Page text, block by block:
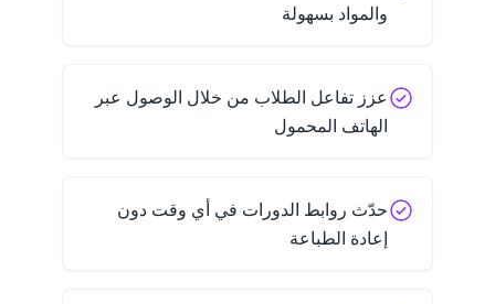
والمواد بسهولة
عزز تفاعل الطلاب من خلال الوصول عبر
الهاتف المحمول
حدّث روابط الدورات في أي وقت دون
إعادة الطباعة